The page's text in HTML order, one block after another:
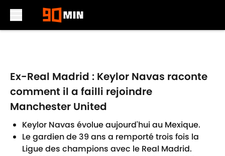
Ex-Real Madrid : Keylor Navas raconte
comment il a failli rejoindre
Manchester United
Keylor Navas évolue aujourd'hui au Mexique.
Le gardien de 39 ans a remporté trois fois la
Ligue des champions avec le Real Madrid.